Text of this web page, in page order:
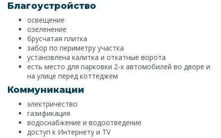
Благоустройство
освещение
озеленение
брусчатая плитка
забор по периметру участка
установлена калитка и откатные ворота
есть место для парковки 2-х автомобилей во дворе и
на улице перед коттеджем
Коммуникации
электричество
газификация
водоснабжение и водоотведение
доступ к Интернету и TV